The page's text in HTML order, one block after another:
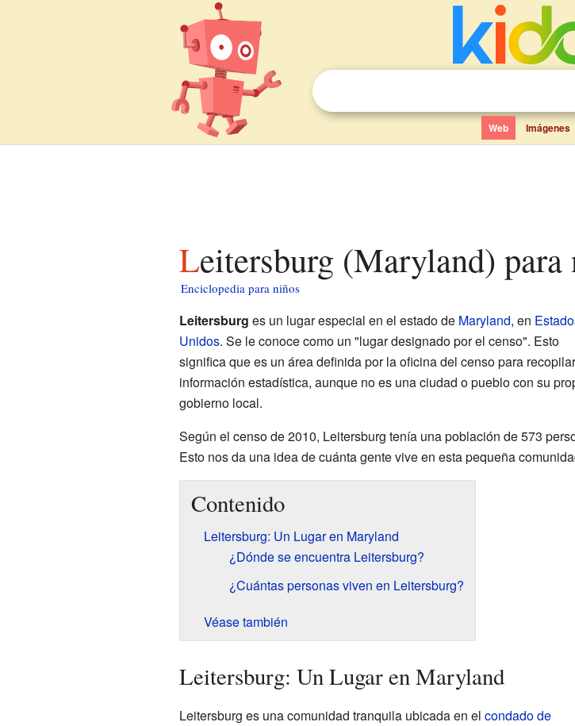
Web Imágenes
Leitersburg (Maryland) para
Enciclopedia para niños
Leitersburg es un lugar especial en el estado de Maryland, en
Unidos. Se le conoce como un "lugar designado por el censo". Esto
significa que es un área definida por la oficina del censo para recopilar
información estadística, aunque no es una ciudad o pueblo con su
gobierno local.
Según el censo de 2010, Leitersburg tenía una población de 573
Esto nos da una idea de cuánta gente vive en esta pequeña
Contenido
Leitersburg: Un Lugar en Maryland
¿Dónde se encuentra Leitersburg?
¿Cuántas personas viven en Leitersburg?
Véase también
Leitersburg: Un Lugar en Maryland
Leitersburg es una comunidad tranquila ubicada en el condado de